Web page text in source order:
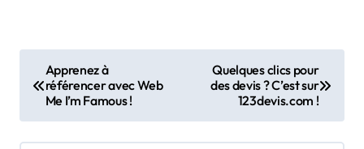
a
v
Apprenez à
référencer avec Web
Me I’m Famous !
Quelques clics pour
des devis ? C’est sur
123devis.com !